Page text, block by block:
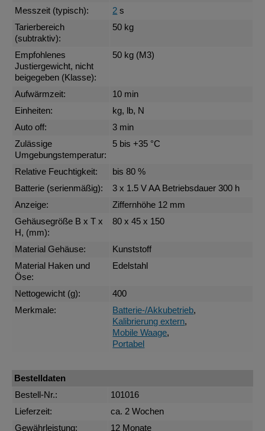
Messzeit (typisch):
2 s
Tarierbereich
(subtraktiv):
50 kg
Empfohlenes
Justiergewicht, nicht
beigegeben (Klasse):
50 kg (M3)
Aufwärmzeit:
10 min
Einheiten:
kg, lb, N
Auto off:
3 min
Zulässige
Umgebungstemperatur:
5 bis +35 °C
Relative Feuchtigkeit:
bis 80 %
Batterie (serienmäßig):
3 x 1.5 V AA Betriebsdauer 300 h
Anzeige:
Ziffernhöhe 12 mm
Gehäusegröße B x T x
H, (mm):
80 x 45 x 150
Material Gehäuse:
Kunststoff
Material Haken und
Öse:
Edelstahl
Nettogewicht (g):
400
Merkmale:
Batterie-/Akkubetrieb,
Kalibrierung extern,
Mobile Waage,
Portabel
Bestelldaten
Bestell-Nr.:
101016
Lieferzeit:
ca. 2 Wochen
Gewährleistung:
12 Monate